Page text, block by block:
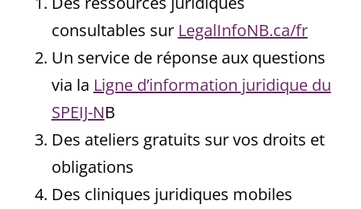
consultables sur LegalInfoNB.ca/fr
Un service de réponse aux questions
via la Ligne d’information juridique du
SPEIJ-NB
Des ateliers gratuits sur vos droits et
obligations
Des cliniques juridiques mobiles